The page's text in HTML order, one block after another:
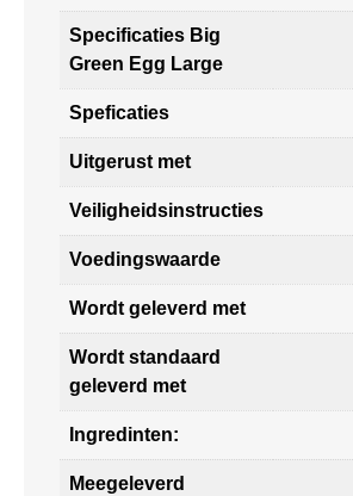
Specificaties Big
Green Egg Large
Speficaties
Uitgerust met
Veiligheidsinstructies
Voedingswaarde
Wordt geleverd met
Wordt standaard
geleverd met
Ingredinten:
Meegeleverd